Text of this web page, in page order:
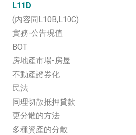
L11D
(內容同L10B,L10C)
實務-公告現值
BOT
房地產市場-房屋
不動產證券化
民法
同理切散抵押貸款
更分散的方法
多種資產的分散